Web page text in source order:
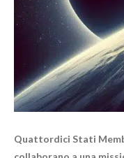
Quattordici Stati